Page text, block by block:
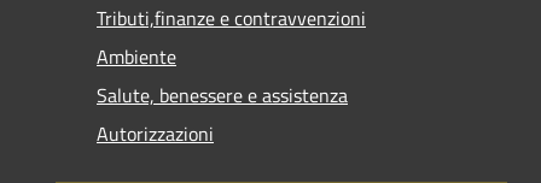
Tributi,finanze e contravvenzioni
Ambiente
Salute, benessere e assistenza
Autorizzazioni